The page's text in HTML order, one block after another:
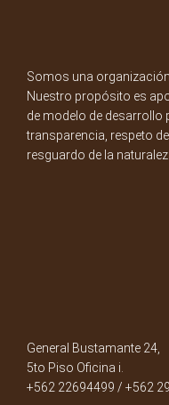
Somos una
Nuestro propósito es
de modelo de desarrollo
transparencia, respeto
resguardo de la
General Bustamante 24,
5to Piso Oficina i.
+562 22694499 / +562